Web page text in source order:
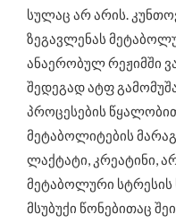
სულაც არ არის.
ზეგავლენას
ანაერობულ რეჟიმში
შედეგად ატფ
პროცესების
მეტაბოლიტების
ლაქტატი, კრეატინი,
მეტაბოლური
მსუბუქი წონებითაც